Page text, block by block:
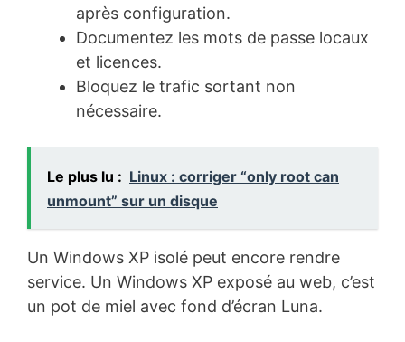
après configuration.
Documentez les mots de passe locaux
et licences.
Bloquez le trafic sortant non
nécessaire.
Le plus lu : Linux : corriger “only root can
unmount” sur un disque
Un Windows XP isolé peut encore rendre
service. Un Windows XP exposé au web, c’est
un pot de miel avec fond d’écran Luna.